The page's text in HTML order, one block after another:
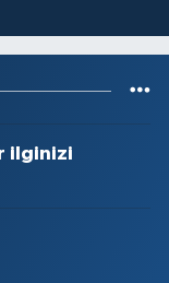
ilginizi